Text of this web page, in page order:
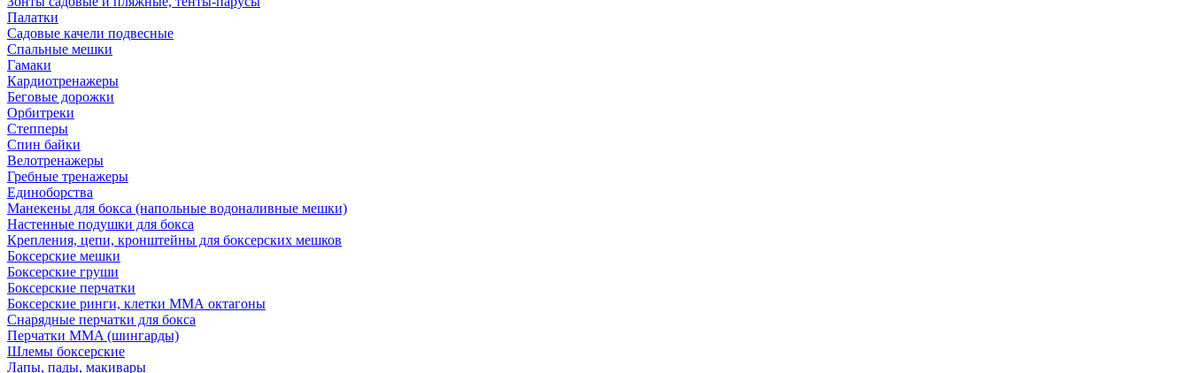
Палатки
Садовые качели подвесные
Спальные мешки
Гамаки
Кардиотренажеры
Беговые дорожки
Орбитреки
Степперы
Спин байки
Велотренажеры
Гребные тренажеры
Единоборства
Манекены для бокса (напольные водоналивные мешки)
Настенные подушки для бокса
Крепления, цепи, кронштейны для боксерских мешков
Боксерские мешки
Боксерские груши
Боксерские перчатки
Боксерские ринги, клетки ММА октагоны
Снарядные перчатки для бокса
Перчатки MMA (шингарды)
Шлемы боксерские
Лапы, пады, макивары